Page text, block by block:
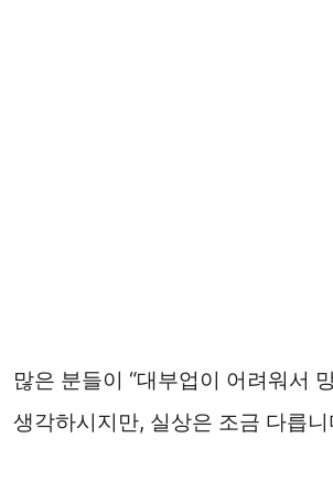
많은 분들이 “대부업이 어려워서
생각하시지만, 실상은 조금 다릅니